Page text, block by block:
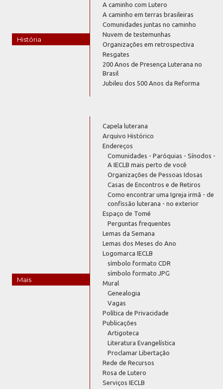
História
A caminho com Lutero
A caminho em terras brasileiras
Comunidades juntas no caminho
Nuvem de testemunhas
Organizações em retrospectiva
Resgates
200 Anos de Presença Luterana no
Brasil
Jubileu dos 500 Anos da Reforma
Mais
Capela luterana
Arquivo Histórico
Endereços
Comunidades - Paróquias - Sínodos -
A IECLB mais perto de você
Organizações de Pessoas Idosas
Casas de Encontros e de Retiros
Como encontrar uma Igreja irmã - de
confissão luterana - no exterior
Espaço de Tomé
Perguntas frequentes
Lemas da Semana
Lemas dos Meses do Ano
Logomarca IECLB
símbolo formato CDR
símbolo formato JPG
Mural
Genealogia
Vagas
Política de Privacidade
Publicações
Artigoteca
Literatura Evangelística
Proclamar Libertação
Rede de Recursos
Rosa de Lutero
Serviços IECLB